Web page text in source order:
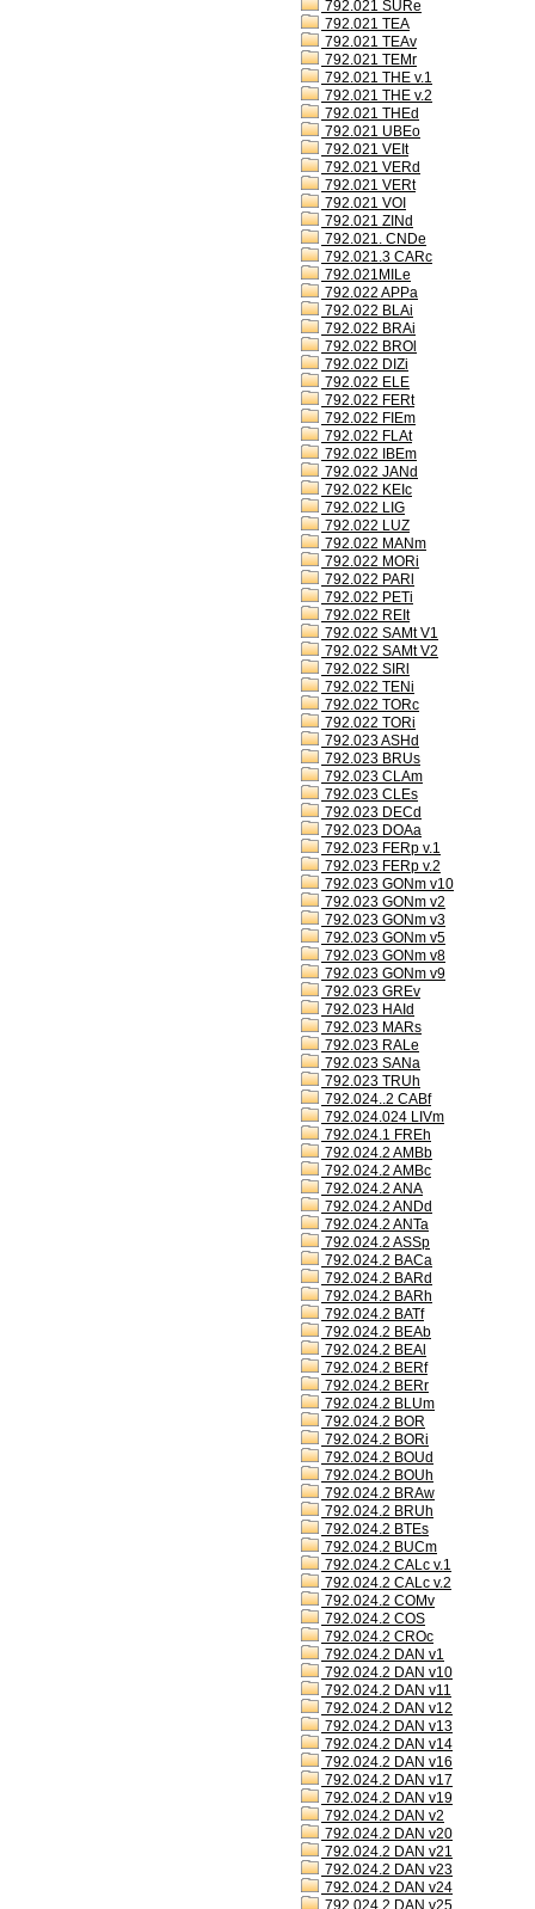
792.021 SURe
792.021 TEA
792.021 TEAv
792.021 TEMr
792.021 THE v.1
792.021 THE v.2
792.021 THEd
792.021 UBEo
792.021 VEIt
792.021 VERd
792.021 VERt
792.021 VOI
792.021 ZINd
792.021. CNDe
792.021.3 CARc
792.021MILe
792.022 APPa
792.022 BLAi
792.022 BRAi
792.022 BROl
792.022 DIZi
792.022 ELE
792.022 FERt
792.022 FIEm
792.022 FLAt
792.022 IBEm
792.022 JANd
792.022 KEIc
792.022 LIG
792.022 LUZ
792.022 MANm
792.022 MORi
792.022 PARl
792.022 PETi
792.022 REIt
792.022 SAMt V1
792.022 SAMt V2
792.022 SIRl
792.022 TENi
792.022 TORc
792.022 TORi
792.023 ASHd
792.023 BRUs
792.023 CLAm
792.023 CLEs
792.023 DECd
792.023 DOAa
792.023 FERp v.1
792.023 FERp v.2
792.023 GONm v10
792.023 GONm v2
792.023 GONm v3
792.023 GONm v5
792.023 GONm v8
792.023 GONm v9
792.023 GREv
792.023 HAId
792.023 MARs
792.023 RALe
792.023 SANa
792.023 TRUh
792.024..2 CABf
792.024.024 LIVm
792.024.1 FREh
792.024.2 AMBb
792.024.2 AMBc
792.024.2 ANA
792.024.2 ANDd
792.024.2 ANTa
792.024.2 ASSp
792.024.2 BACa
792.024.2 BARd
792.024.2 BARh
792.024.2 BATf
792.024.2 BEAb
792.024.2 BEAl
792.024.2 BERf
792.024.2 BERr
792.024.2 BLUm
792.024.2 BOR
792.024.2 BORi
792.024.2 BOUd
792.024.2 BOUh
792.024.2 BRAw
792.024.2 BRUh
792.024.2 BTEs
792.024.2 BUCm
792.024.2 CALc v.1
792.024.2 CALc v.2
792.024.2 COMv
792.024.2 COS
792.024.2 CROc
792.024.2 DAN v1
792.024.2 DAN v10
792.024.2 DAN v11
792.024.2 DAN v12
792.024.2 DAN v13
792.024.2 DAN v14
792.024.2 DAN v16
792.024.2 DAN v17
792.024.2 DAN v19
792.024.2 DAN v2
792.024.2 DAN v20
792.024.2 DAN v21
792.024.2 DAN v23
792.024.2 DAN v24
792.024.2 DAN v25